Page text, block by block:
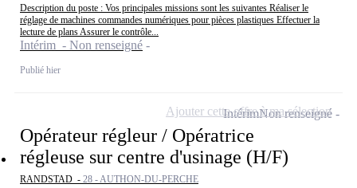
Description du poste : Vos principales missions sont les suivantes Réaliser le
réglage de machines commandes numériques pour pièces plastiques Effectuer la
lecture de plans Assurer le contrôle...
Intérim - Non renseigné
Publié hier
Opérateur régleur / Opératrice
régleuse sur centre d'usinage (H/F)
RANDSTAD - 28 - AUTHON-DU-PERCHE
IntérimNon renseigné
Ajouter cette offre à ma sélection